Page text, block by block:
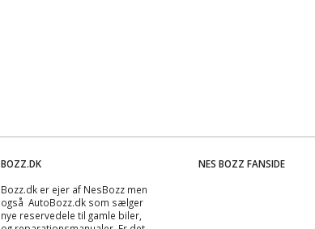
BOZZ.DK
Bozz.dk er ejer af NesBozz men
også AutoBozz.dk som sælger
nye reservedele til gamle biler,
NES BOZZ FANSIDE